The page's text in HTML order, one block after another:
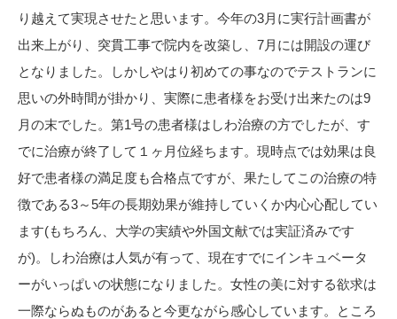
り越えて実現させたと思います。今年の3月に実行計画書が
出来上がり、突貫工事で院内を改築し、7月には開設の運び
となりました。しかしやはり初めての事なのでテストランに
思いの外時間が掛かり、実際に患者様をお受け出来たのは9
月の末でした。第1号の患者様はしわ治療の方でしたが、す
でに治療が終了して１ヶ月位経ちます。現時点では効果は良
好で患者様の満足度も合格点ですが、果たしてこの治療の特
徴である3～5年の長期効果が維持していくか内心心配してい
ます(もちろん、大学の実績や外国文献では実証済みです
が)。しわ治療は人気が有って、現在すでにインキュベータ
ーがいっぱいの状態になりました。女性の美に対する欲求は
一際ならぬものがあると今更ながら感心しています。ところ